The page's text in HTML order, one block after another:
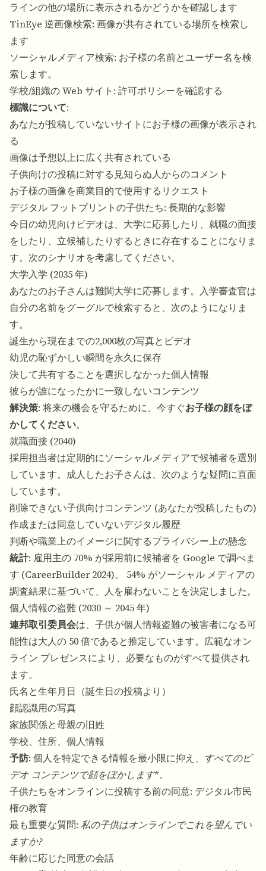
ラインの他の場所に表示されるかどうかを確認します
TinEye 逆画像検索: 画像が共有されている場所を検索し
ます
ソーシャルメディア検索: お子様の名前とユーザー名を検
索します。
学校/組織の Web サイト: 許可ポリシーを確認する
標識について:
あなたが投稿していないサイトにお子様の画像が表示され
る
画像は予想以上に広く共有されている
子供向けの投稿に対する見知らぬ人からのコメント
お子様の画像を商業目的で使用するリクエスト
デジタル フットプリントの子供たち: 長期的な影響
今日の幼児向けビデオは、大学に応募したり、就職の面接
をしたり、立候補したりするときに存在することになりま
す。次のシナリオを考慮してください。
大学入学 (2035 年)
あなたのお子さんは難関大学に応募します。入学審査官は
自分の名前をグーグルで検索すると、次のようになりま
す。
誕生から現在までの2,000枚の写真とビデオ
幼児の恥ずかしい瞬間を永久に保存
決して共有することを選択しなかった個人情報
彼らが誰になったかに一致しないコンテンツ
解決策: 将来の機会を守るために、今すぐお子様の顔をぼ
かしてください。
就職面接 (2040)
採用担当者は定期的にソーシャルメディアで候補者を選別
しています。成人したお子さんは、次のような疑問に直面
しています。
削除できない子供向けコンテンツ (あなたが投稿したもの)
作成または同意していないデジタル履歴
判断や職業上のイメージに関するプライバシー上の懸念
統計: 雇用主の 70% が採用前に候補者を Google で調べま
す (CareerBuilder 2024)。 54% がソーシャル メディアの
調査結果に基づいて、人を雇わないことを決定しました。
個人情報の盗難 (2030 ～ 2045 年)
連邦取引委員会は、子供が個人情報盗難の被害者になる可
能性は大人の 50 倍であると推定しています。広範なオン
ライン プレゼンスにより、必要なものがすべて提供され
ます。
氏名と生年月日（誕生日の投稿より）
顔認識用の写真
家族関係と母親の旧姓
学校、住所、個人情報
予防: 個人を特定できる情報を最小限に抑え、 すべてのビ
デオ コンテンツで顔をぼかします*。
子供たちをオンラインに投稿する前の同意: デジタル市民
権の教育
最も重要な質問: 私の子供はオンラインでこれを望んでい
ますか?
年齢に応じた同意の会話